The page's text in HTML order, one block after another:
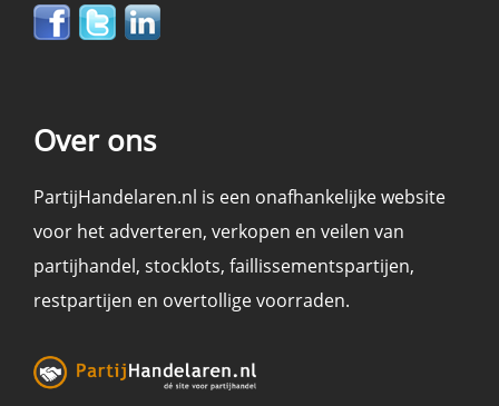
Over ons
PartijHandelaren.nl is een onafhankelijke website
voor het adverteren, verkopen en veilen van
partijhandel, stocklots, faillissementspartijen,
restpartijen en overtollige voorraden.